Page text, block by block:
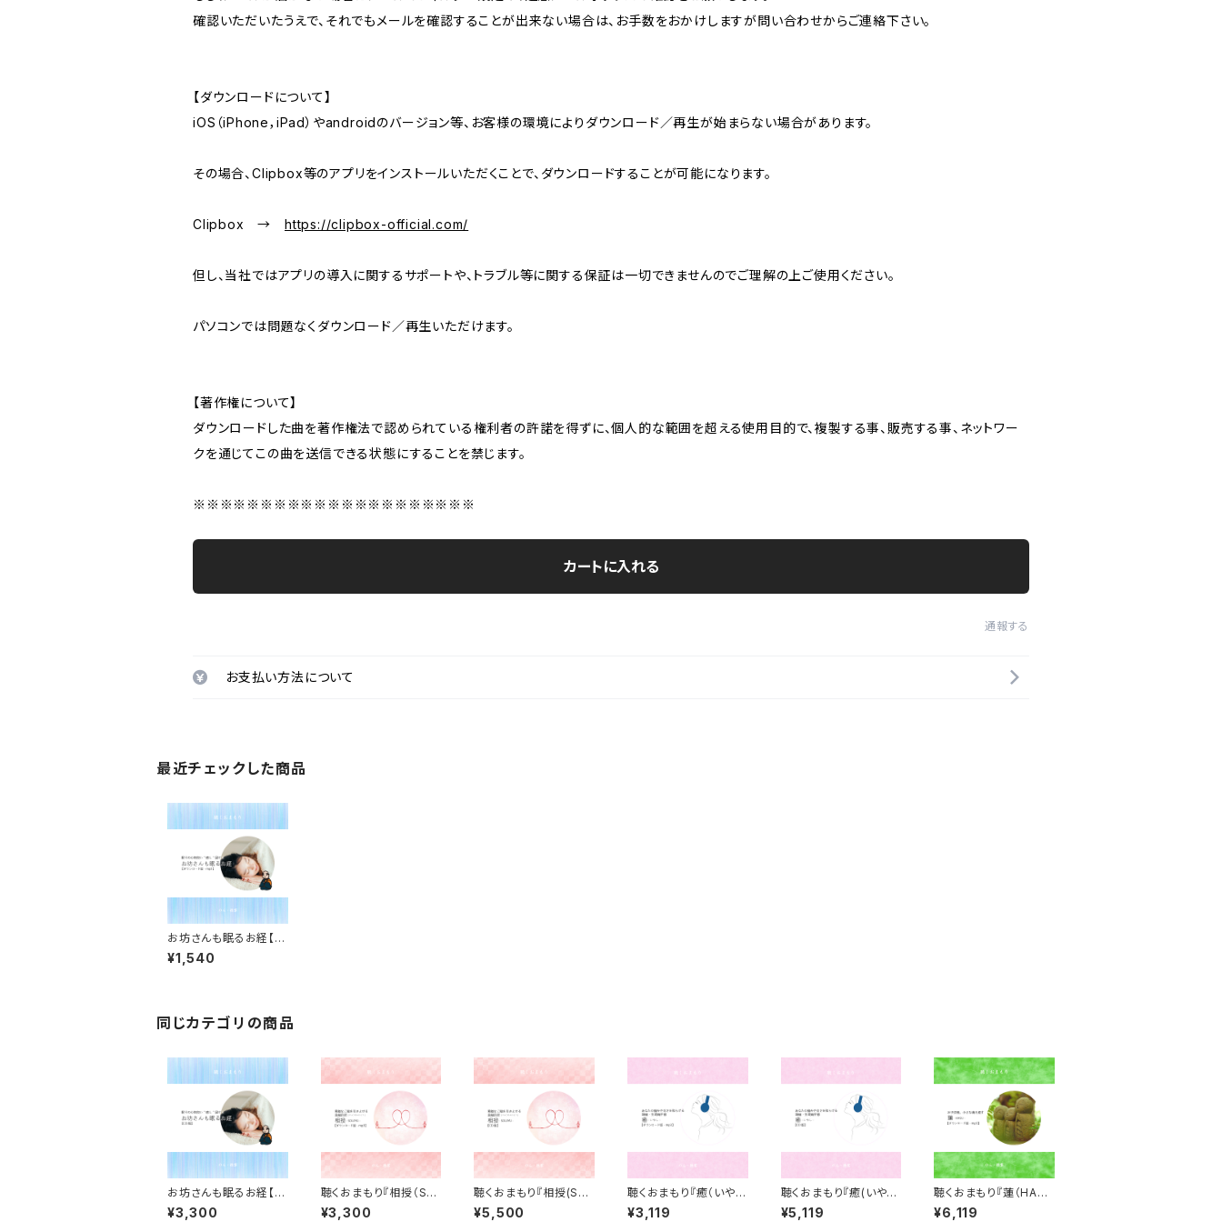
確認いただいたうえで、それでもメールを確認することが出来ない場合は、お手数をおかけしますが問い合わせからご連絡下さい。
【ダウンロードについて】
iOS（iPhone，iPad）やandroidのバージョン等、お客様の環境によりダウンロード／再生が始まらない場合があります。
その場合、Clipbox等のアプリをインストールいただくことで、ダウンロードすることが可能になります。
Clipbox →https://clipbox-official.com/
但し、当社ではアプリの導入に関するサポートや、トラブル等に関する保証は一切できませんのでご理解の上ご使用ください。
パソコンでは問題なくダウンロード／再生いただけます。
【著作権について】
ダウンロードした曲を著作権法で認められている権利者の許諾を得ずに、個人的な範囲を超える使用目的で、複製する事、販売する事、ネットワー
クを通じてこの曲を送信できる状態にすることを禁じます。
※※※※※※※※※※※※※※※※※※※※※
カートに入れる
通報する
お支払い方法について
最近チェックした商品
お坊さんも眠るお経【ダ
ウンロード版】
¥1,540
同じカテゴリの商品
お坊さんも眠るお経【C
D版】
¥3,300
聴くおまもり『相授（SO
UJYU）』ダウンロード
¥3,300
聴くおまもり『相授(SO
UJYU)』CD版
¥5,500
聴くおまもり『癒（いや
し）』ダウンロード版
¥3,119
聴くおまもり『癒(いや
し)』CD版
¥5,119
聴くおまもり『蓮（HAS
U）』ダウンロード版
¥6,119